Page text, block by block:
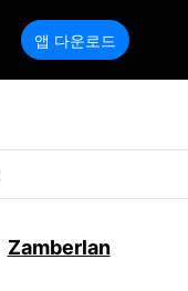
앱 다운로드
Zamberlan